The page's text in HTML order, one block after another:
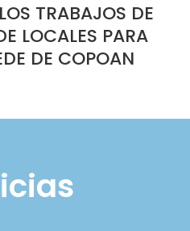
TRABAJOS DE
LOCALES PARA
DE COPOAN